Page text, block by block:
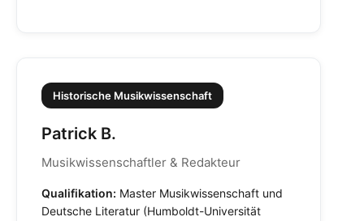
Historische Musikwissenschaft
Patrick B.
Musikwissenschaftler & Redakteur
Qualifikation: Master Musikwissenschaft und
Deutsche Literatur (Humboldt-Universität